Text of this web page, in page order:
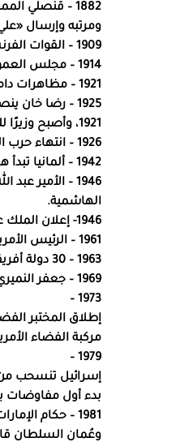
1882 – قنصلي
ومرتبه وإرسال
1909 – القوات الفرنسية تحتل جنوب المغرب.
1914 – مجلس العموم يقر الحكم المحلي لأيرلندا.
1921 – مظاهرات دامية في الإسكندرية بعد خطاب سعد زغلول تجبر وزارة عدلي يكن على الاستقالة.
1925 – رضا
1921، وأصبح وزيرًا للحرب ثم رئيسًا للوزراء قبل أن ينصب نفسه حاكمًا.
1926 – انتهاء حرب الريف في المغرب باستسلام قائدها الزعيم عبد الكريم الخطابي إلى القوات الفرنسية.
1942 – ألمانيا تبدأ هجومها على ستالينجراد والقوقاز خلال الحرب العالمية الثانية.
1946 – الأمير
الهاشمية.
1946- إعلان الملك عبد الله الأول بن الحسين استقلال المملكة الأردنية الهاشمية.
1961 – الرئيس الأمريكي جون كينيدي يعلن خلال اجتماع في الكونغرس عن العزم بإرسال بعثة بشرية للقمر.
1963 – 30 دولة أفريقية تعلن تأسيس منظمة الوحدة الأفريقية في أديس أبابا.
1969 – جعفر النميري يقوم بانقلاب أسماه «ثورة مايو» على حكومة محمد أحمد المحجوب ويتولى الحكم في السودان.
1973 –
إطلاق المختبر
مركبة الفضاء الأمريكية أبولو وعليها 3
1979 –
إسرائيل تنسحب
بدء أول مفاوضات
1981 – حكام
وعُمان السلطان